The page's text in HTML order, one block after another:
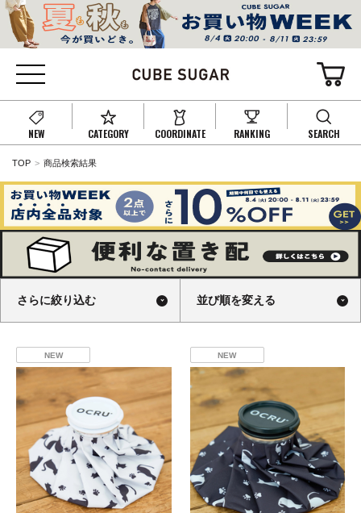
NEW CATEGORY COORDINATE RANKING SEARCH
TOP 商品検索結果
さらに絞り込む 並び順を変える
NEW NEW